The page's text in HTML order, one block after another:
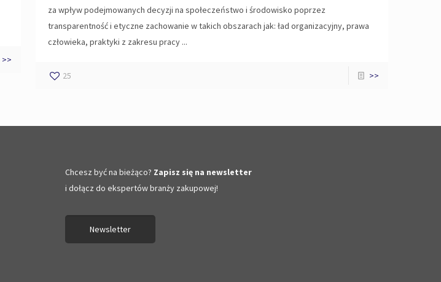
>>
za wpływ podejmowanych decyzji na społeczeństwo i środowisko poprzez
transparentność i etyczne zachowanie w takich obszarach jak: ład organizacyjny, prawa
człowieka, praktyki z zakresu pracy ...
25 >>
Chcesz być na bieżąco? Zapisz się na newsletter
i dołącz do ekspertów branży zakupowej!
Newsletter